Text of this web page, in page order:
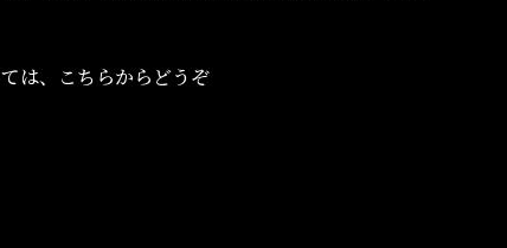
は、こちらからどうぞ